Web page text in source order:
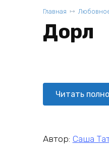
Главная
Дорл
Читать
Автор: Саша